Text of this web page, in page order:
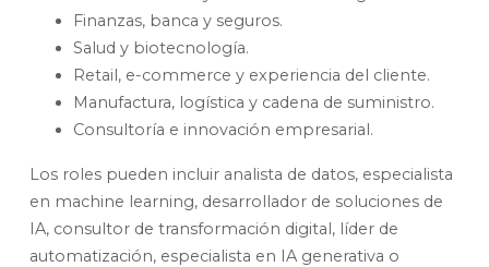
Finanzas, banca y seguros.
Salud y biotecnología.
Retail, e-commerce y experiencia del cliente.
Manufactura, logística y cadena de suministro.
Consultoría e innovación empresarial.
Los roles pueden incluir analista de datos, especialista
en machine learning, desarrollador de soluciones de
IA, consultor de transformación digital, líder de
automatización, especialista en IA generativa o